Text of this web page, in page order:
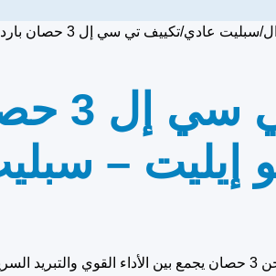
سبليت عادي تكييف تي سي إل 3 حصان بارد ساخن نيو إيليت – سبليت
تكييف
إيليت –
تكييف تي سي ال بارد ساخن 3 حصان يجمع بين الأداء القوي